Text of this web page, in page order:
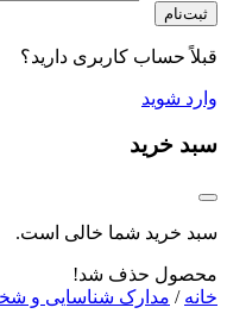
ثبت‌نام
قبلاً حساب کاربری دارید؟
وارد شوید
سبد خرید
سبد خرید شما خالی است.
محصول حذف شد!
خانه / مدارک شناسایی و